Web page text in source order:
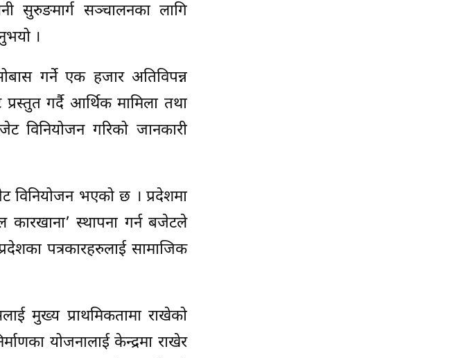
सुरुङमार्ग सञ्चालनका लागि
।
गर्ने एक हजार अतिविपन्न
गर्दै आर्थिक मामिला तथा
विनियोजन गरिको जानकारी
विनियोजन भएको छ । प्रदेशमा
कारखाना’ स्थापना गर्न बजेटले
पत्रकारहरुलाई सामाजिक
मुख्य प्राथमिकतामा राखेको
योजनालाई केन्द्रमा राखेर